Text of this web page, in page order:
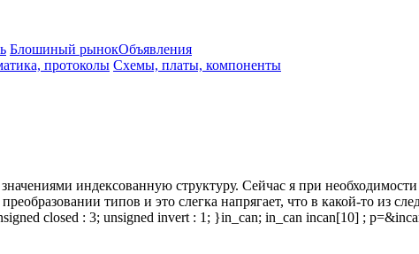
Блошиный рынокОбъявления
протоколы Схемы, платы, компоненты
индексованную структуру. Сейчас я при
типов и это слегка напрягает, что в какой-то из
closed : 3; unsigned invert : 1; }in_can; in_can incan[10] ;